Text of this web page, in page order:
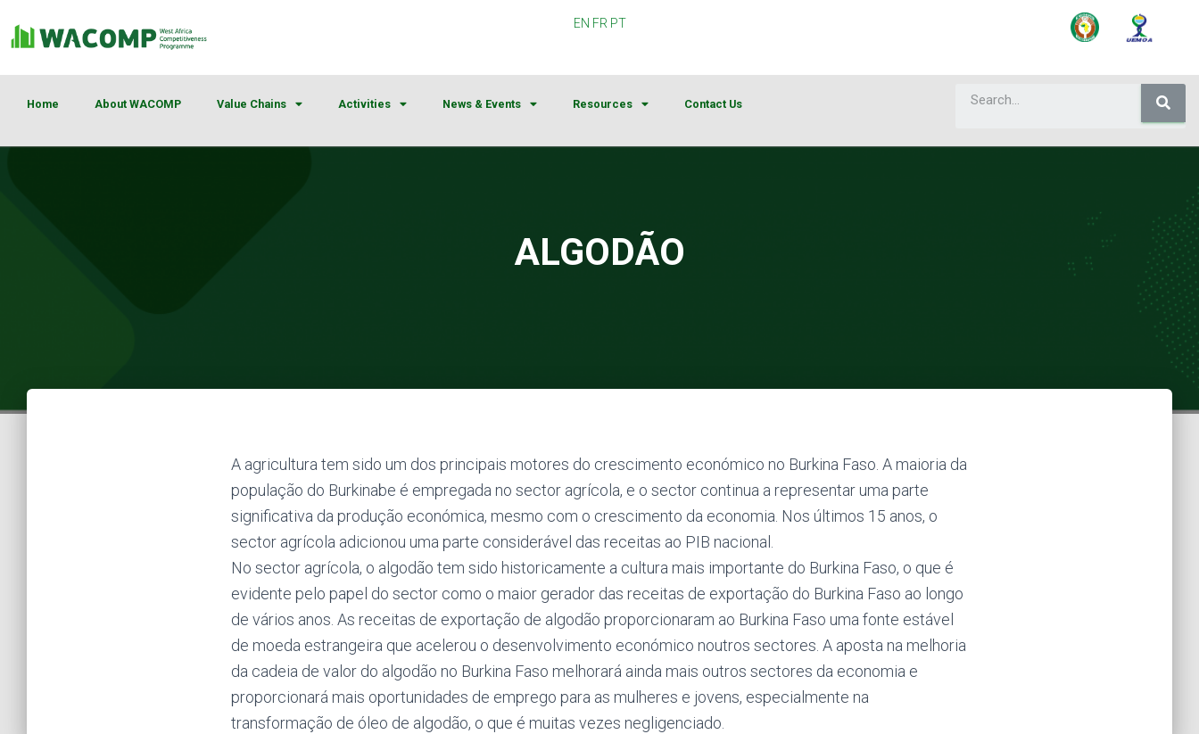
EN FR PT
Home About WACOMP Value Chains Activities News & Events Resources Contact Us
ALGODÃO
A agricultura tem sido um dos principais motores do crescimento económico no Burkina Faso. A maioria da
população do Burkinabe é empregada no sector agrícola, e o sector continua a representar uma parte
significativa da produção económica, mesmo com o crescimento da economia. Nos últimos 15 anos, o
sector agrícola adicionou uma parte considerável das receitas ao PIB nacional.
No sector agrícola, o algodão tem sido historicamente a cultura mais importante do Burkina Faso, o que é
evidente pelo papel do sector como o maior gerador das receitas de exportação do Burkina Faso ao longo
de vários anos. As receitas de exportação de algodão proporcionaram ao Burkina Faso uma fonte estável
de moeda estrangeira que acelerou o desenvolvimento económico noutros sectores. A aposta na melhoria
da cadeia de valor do algodão no Burkina Faso melhorará ainda mais outros sectores da economia e
proporcionará mais oportunidades de emprego para as mulheres e jovens, especialmente na
transformação de óleo de algodão, o que é muitas vezes negligenciado.